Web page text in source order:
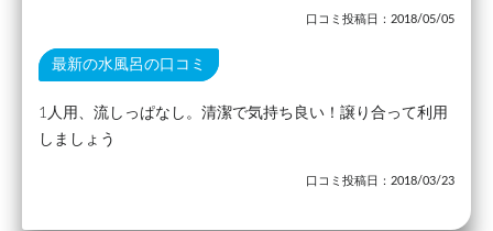
口コミ投稿日：2018/05/05
最新の水風呂の口コミ
1人用、流しっぱなし。清潔で気持ち良い！譲り合って利用
しましょう
口コミ投稿日：2018/03/23